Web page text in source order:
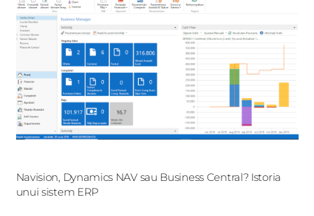
Navision, Dynamics NAV sau Business Central? Istoria
unui sistem ERP